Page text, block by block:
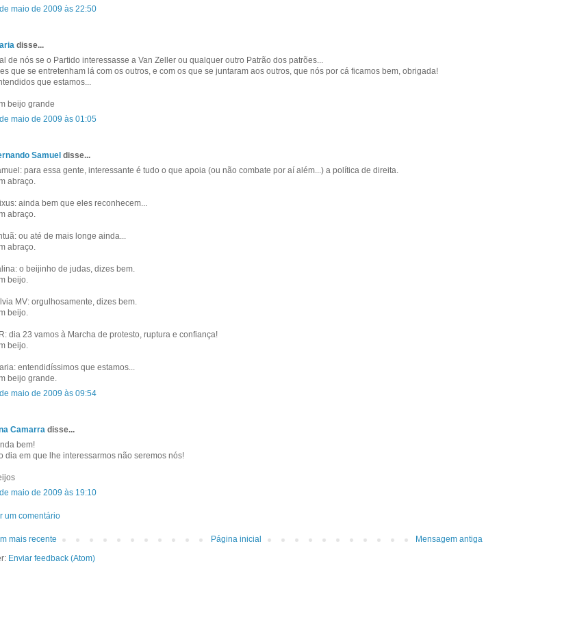
maio de 2009 às 22:50
disse...
de nós se o Partido interessasse a Van Zeller ou qualquer outro Patrão dos patrões...
que se entretenham lá com os outros, e com os que se juntaram aos outros, que nós por cá ficamos bem, obrigada!
que estamos...
beijo grande
maio de 2009 às 01:05
Samuel disse...
para essa gente, interessante é tudo o que apoia (ou não combate por aí além...) a política de direita.
abraço.
ainda bem que eles reconhecem...
abraço.
ou até de mais longe ainda...
abraço.
o beijinho de judas, dizes bem.
beijo.
MV: orgulhosamente, dizes bem.
beijo.
dia 23 vamos à Marcha de protesto, ruptura e confiança!
beijo.
entendidíssimos que estamos...
beijo grande.
maio de 2009 às 09:54
Camarra disse...
bem!
dia em que lhe interessarmos não seremos nós!
maio de 2009 às 19:10
um comentário
mais recente Mensagem antiga
Página inicial
Enviar feedback (Atom)